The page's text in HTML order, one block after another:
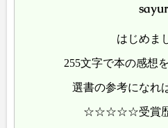
はじめま
255文字で本の感想
選書の参考になれ
☆☆☆☆☆受賞